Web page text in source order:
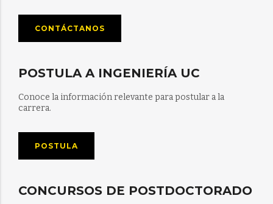
CONTÁCTANOS
POSTULA A INGENIERÍA UC
Conoce la información relevante para postular a la
carrera.
POSTULA
CONCURSOS DE POSTDOCTORADO